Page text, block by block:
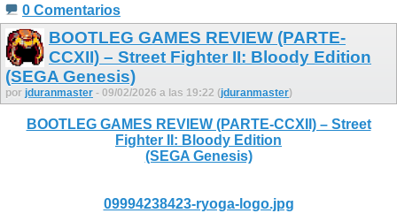
0 Comentarios
BOOTLEG GAMES REVIEW (PARTE-
CCXII) – Street Fighter II: Bloody Edition
(SEGA Genesis)
por jduranmaster - 09/02/2026 a las 19:22 (jduranmaster)
BOOTLEG GAMES REVIEW (PARTE-CCXII) – Street
Fighter II: Bloody Edition
(SEGA Genesis)
09994238423-ryoga-logo.jpg